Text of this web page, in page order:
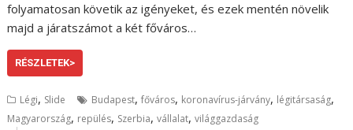
folyamatosan követik az igényeket, és ezek mentén növelik
majd a járatszámot a két főváros…
RÉSZLETEK>
Légi, Slide Budapest,főváros, koronavírus-járvány, légitársaság,
Magyarország, repülés, Szerbia,vállalat,világgazdaság